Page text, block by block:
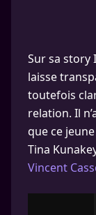
Sur sa story
laisse
toutefois
relation. Il
que ce
Tina
Vincent